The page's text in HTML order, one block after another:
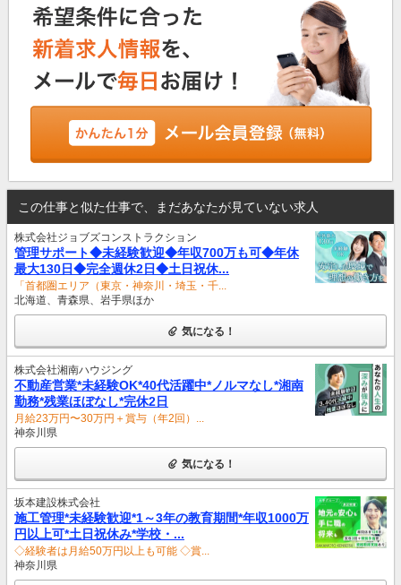
この仕事と似た仕事で、まだあなたが見ていない求人
株式会社ジョブズコンストラクション
管理サポート◆未経験歓迎◆年収700万も可◆年休
最大130日◆完全週休2日◆土日祝休...
「首都圏エリア（東京・神奈川・埼玉・千...
北海道、青森県、岩手県ほか
気になる！
株式会社湘南ハウジング
不動産営業*未経験OK*40代活躍中*ノルマなし*湘南
勤務*残業ほぼなし*完休2日
月給23万円〜30万円＋賞与（年2回）...
神奈川県
気になる！
坂本建設株式会社
施工管理*未経験歓迎*1～3年の教育期間*年収1000万
円以上可*土日祝休み*学校・...
◇経験者は月給50万円以上も可能 ◇賞...
神奈川県